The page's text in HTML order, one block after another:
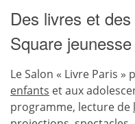
Des livres et
Square jeunesse
Le Salon « Livre Paris
enfants et aux
programme, lecture de